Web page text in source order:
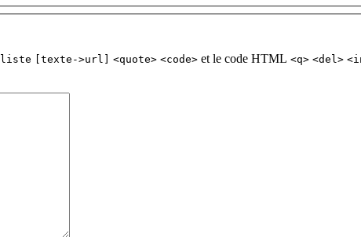
[texte->url] <quote> <code> et le code HTML <q> <del>